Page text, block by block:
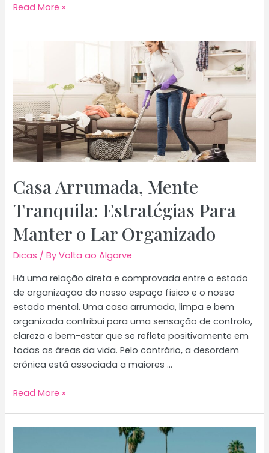
Dicas
Como
Melhorar
a
Gestão
e
Aumentar
a
Rentabilidade
Read More »
Casa Arrumada, Mente
Tranquila: Estratégias Para
Manter o Lar Organizado
Dicas / ByVolta ao Algarve
Há uma relação direta e comprovada entre o estado
de organização do nosso espaço físico e o nosso
estado mental. Uma casa arrumada, limpa e bem
organizada contribui para uma sensação de controlo,
clareza e bem-estar que se reflete positivamente em
todas as áreas da vida. Pelo contrário, a desordem
crónica está associada a maiores …
Casa
Read More »